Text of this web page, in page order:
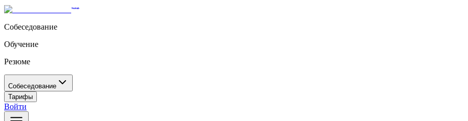
Собеседование
Обучение
Резюме
Собеседование
Тарифы
Войти